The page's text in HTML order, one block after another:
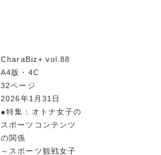
CharaBiz+ vol.88
A4版・4C
32ページ
2026年1月31日
●特集：オトナ女子の
スポーツコンテンツ
の関係
～スポーツ観戦女子